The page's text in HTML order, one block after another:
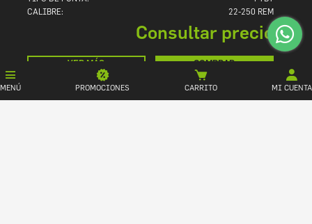
MENÚ PROMOCIONES CARRITO MI CUENTA
CALIBRE:
22-250 REM
Consultar precio
VER MÁS COMPRAR